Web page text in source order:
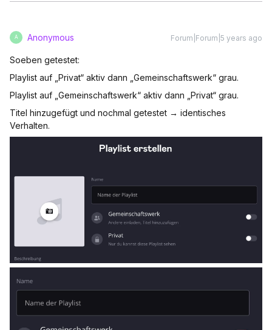
A Anonymous Forum|Forum|5 years ago
Soeben getestet:
Playlist auf „Privat“ aktiv dann „Gemeinschaftswerk“ grau.
Playlist auf „Gemeinschaftswerk“ aktiv dann „Privat“ grau.
Titel hinzugefügt und nochmal getestet → identisches
Verhalten.